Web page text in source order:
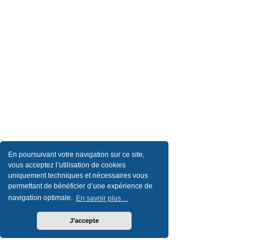
En poursuivant votre navigation sur ce site,
vous acceptez l’utilisation de cookies
uniquement techniques et nécessaires vous
permettant de bénéficier d’une expérience de
navigation optimale. En savoir plus…
J’accepte